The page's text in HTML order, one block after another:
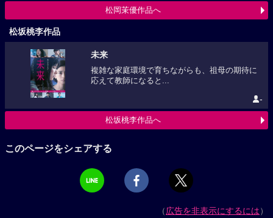
松岡茉優作品へ
松坂桃李作品
未来
複雑な家庭環境で育ちながらも、祖母の期待に
応えて教師になると...
-
松坂桃李作品へ
このページをシェアする
（広告を非表示にするには）